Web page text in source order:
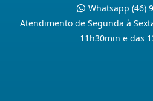
Whatsapp (46)
Atendimento de Segunda à
11h30min e das